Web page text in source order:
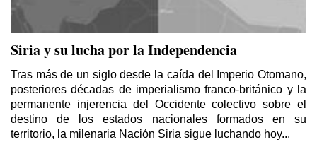
Siria y su lucha por la Independencia
Tras más de un siglo desde la caída del Imperio Otomano,
posteriores décadas de imperialismo franco-británico y la
permanente injerencia del Occidente colectivo sobre el
destino de los estados nacionales formados en su
territorio, la milenaria Nación Siria sigue luchando hoy...